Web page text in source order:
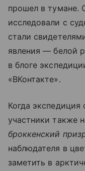
прошел в тумане.
исследовали с
стали
явления — белой
в блоге
«ВКонтакте».
Когда экспедиция
участники также
броккенский
наблюдателя в
заметить в